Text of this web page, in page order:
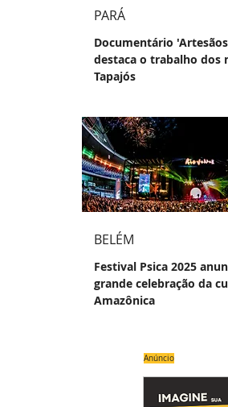
PARÁ
Documentário
destaca o trabalho dos
Tapajós
BELÉM
Festival Psica 2025
grande celebração da
Amazônica
Anúncio